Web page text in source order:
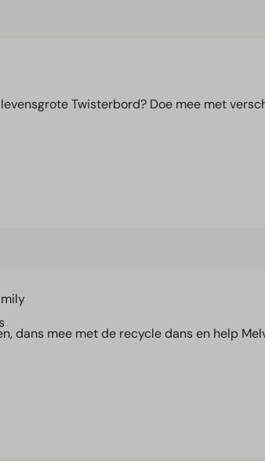
Twisterbord? Doe mee met
dans mee met de recycle dans en help